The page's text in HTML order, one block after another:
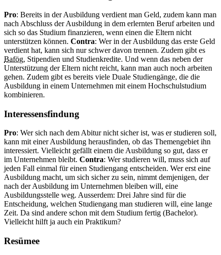
Pro: Bereits in der Ausbildung verdient man Geld, zudem kann man
nach Abschluss der Ausbildung in dem erlernten Beruf arbeiten und
sich so das Studium finanzieren, wenn einen die Eltern nicht
unterstützen können. Contra: Wer in der Ausbildung das erste Geld
verdient hat, kann sich nur schwer davon trennen. Zudem gibt es
Bafög, Stipendien und Studienkredite. Und wenn das neben der
Unterstützung der Eltern nicht reicht, kann man auch noch arbeiten
gehen. Zudem gibt es bereits viele Duale Studiengänge, die die
Ausbildung in einem Unternehmen mit einem Hochschulstudium
kombinieren.
Interessensfindung
Pro: Wer sich nach dem Abitur nicht sicher ist, was er studieren soll,
kann mit einer Ausbildung herausfinden, ob das Themengebiet ihn
interessiert. Vielleicht gefällt einem die Ausbildung so gut, dass er
im Unternehmen bleibt. Contra: Wer studieren will, muss sich auf
jeden Fall einmal für einen Studiengang entscheiden. Wer erst eine
Ausbildung macht, um sich sicher zu sein, nimmt demjenigen, der
nach der Ausbildung im Unternehmen bleiben will, eine
Ausbildungsstelle weg. Ausserdem: Drei Jahre sind für die
Entscheidung, welchen Studiengang man studieren will, eine lange
Zeit. Da sind andere schon mit dem Studium fertig (Bachelor).
Vielleicht hilft ja auch ein Praktikum?
Resümee